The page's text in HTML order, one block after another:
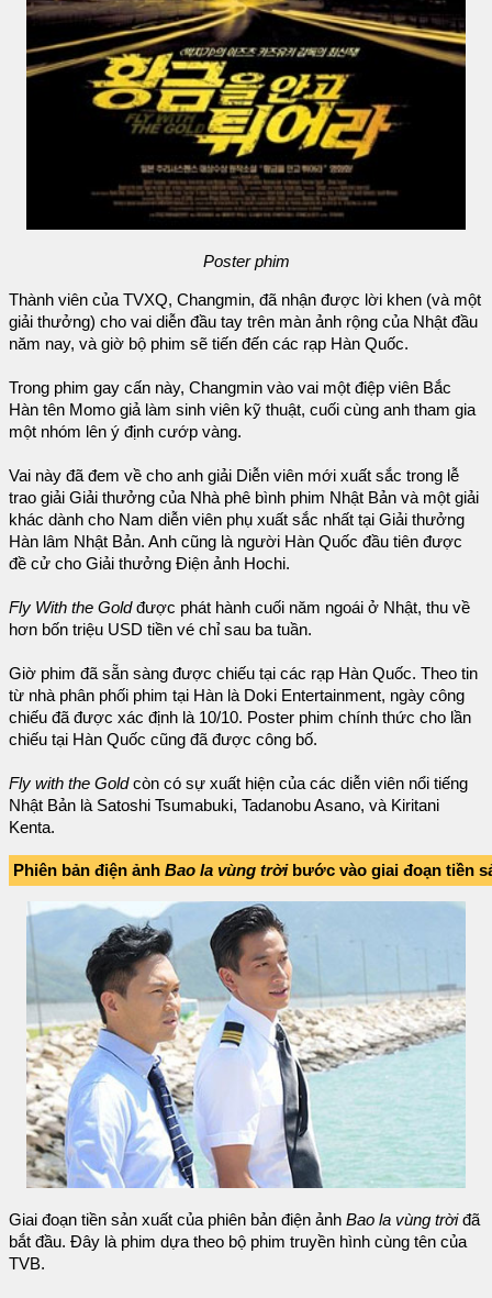
Poster phim
Thành viên của TVXQ, Changmin, đã nhận được lời khen (và một
giải thưởng) cho vai diễn đầu tay trên màn ảnh rộng của Nhật đầu
năm nay, và giờ bộ phim sẽ tiến đến các rạp Hàn Quốc.
Trong phim gay cấn này, Changmin vào vai một điệp viên Bắc
Hàn tên Momo giả làm sinh viên kỹ thuật, cuối cùng anh tham gia
một nhóm lên ý định cướp vàng.
Vai này đã đem về cho anh giải Diễn viên mới xuất sắc trong lễ
trao giải Giải thưởng của Nhà phê bình phim Nhật Bản và một giải
khác dành cho Nam diễn viên phụ xuất sắc nhất tại Giải thưởng
Hàn lâm Nhật Bản. Anh cũng là người Hàn Quốc đầu tiên được
đề cử cho Giải thưởng Điện ảnh Hochi.
Fly With the Goldđược phát hành cuối năm ngoái ở Nhật, thu về
hơn bốn triệu USD tiền vé chỉ sau ba tuần.
Giờ phim đã sẵn sàng được chiếu tại các rạp Hàn Quốc. Theo tin
từ nhà phân phối phim tại Hàn là Doki Entertainment, ngày công
chiếu đã được xác định là 10/10. Poster phim chính thức cho lần
chiếu tại Hàn Quốc cũng đã được công bố.
Fly with the Goldcòn có sự xuất hiện của các diễn viên nổi tiếng
Nhật Bản là Satoshi Tsumabuki, Tadanobu Asano, và Kiritani
Kenta.
Phiên bản điện ảnh Bao la vùng trờibước vào giai đoạn tiền
Giai đoạn tiền sản xuất của phiên bản điện ảnh Bao la vùng trờiđã
bắt đầu. Đây là phim dựa theo bộ phim truyền hình cùng tên của
TVB.